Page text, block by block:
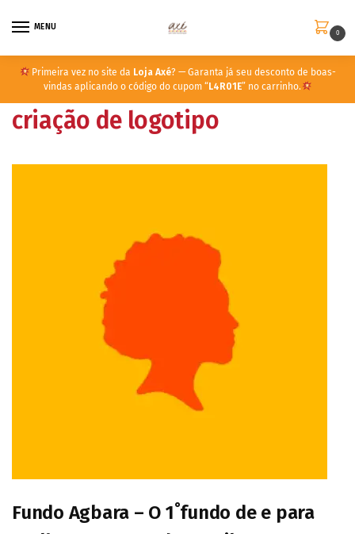
MENU
0
Primeira vez no site da Loja Axé? — Garanta já seu desconto de boas-
vindas aplicando o código do cupom “ L4R01E” no carrinho.
criação de logotipo
Fundo Agbara – O 1˚fundo de e para